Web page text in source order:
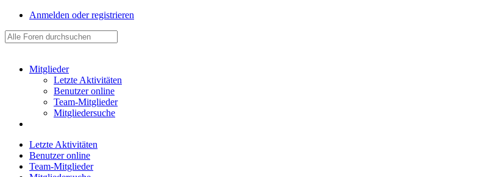
Anmelden oder registrieren
Mitglieder
Letzte Aktivitäten
Benutzer online
Team-Mitglieder
Mitgliedersuche
Letzte Aktivitäten
Benutzer online
Team-Mitglieder